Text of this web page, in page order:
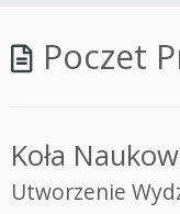
do
treści
Poczet
Koła
Utworzenie